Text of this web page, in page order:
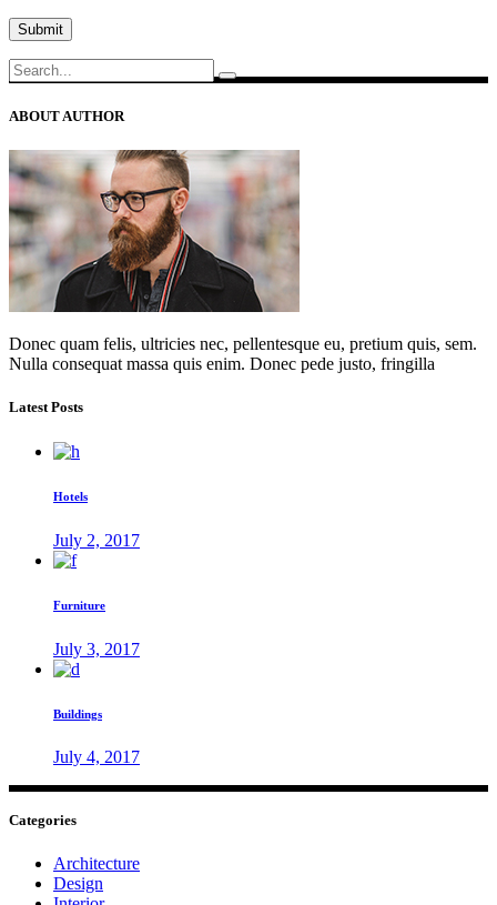
Search
for:
ABOUT AUTHOR
Donec quam felis, ultricies nec, pellentesque eu, pretium quis, sem.
Nulla consequat massa quis enim. Donec pede justo, fringilla
Latest Posts
Hotels
July 2, 2017
Furniture
July 3, 2017
Buildings
July 4, 2017
Categories
Architecture
Design